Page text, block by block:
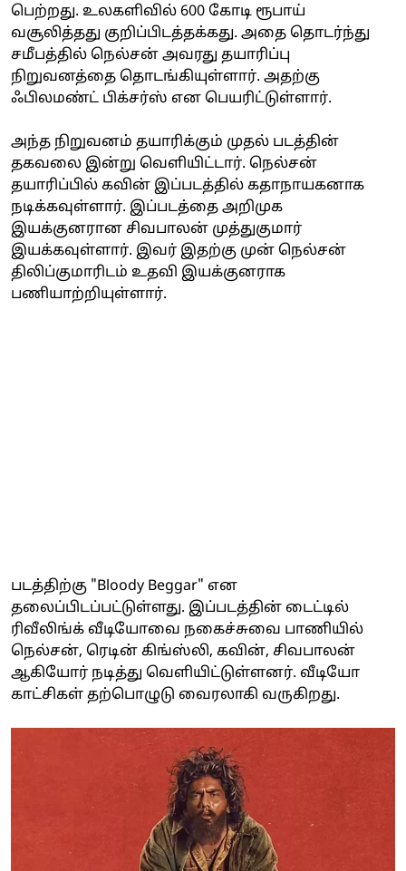
பெற்றது. உலகளிவில் 600 கோடி ரூபாய்
வசூலித்தது குறிப்பிடத்தக்கது. அதை தொடர்ந்து
சமீபத்தில் நெல்சன் அவரது தயாரிப்பு
நிறுவனத்தை தொடங்கியுள்ளார். அதற்கு
ஃபிலமண்ட் பிக்சர்ஸ் என பெயரிட்டுள்ளார்.
அந்த நிறுவனம் தயாரிக்கும் முதல் படத்தின்
தகவலை இன்று வெளியிட்டார். நெல்சன்
தயாரிப்பில் கவின் இப்படத்தில் கதாநாயகனாக
நடிக்கவுள்ளார். இப்படத்தை அறிமுக
இயக்குனரான சிவபாலன் முத்துகுமார்
இயக்கவுள்ளார். இவர் இதற்கு முன் நெல்சன்
திலிப்குமாரிடம் உதவி இயக்குனராக
பணியாற்றியுள்ளார்.
படத்திற்கு "Bloody Beggar" என
தலைப்பிடப்பட்டுள்ளது. இப்படத்தின் டைட்டில்
ரிவீலிங்க் வீடியோவை நகைச்சுவை பாணியில்
நெல்சன், ரெடின் கிங்ஸ்லி, கவின், சிவபாலன்
ஆகியோர் நடித்து வெளியிட்டுள்ளனர். வீடியோ
காட்சிகள் தற்பொழுடு வைரலாகி வருகிறது.